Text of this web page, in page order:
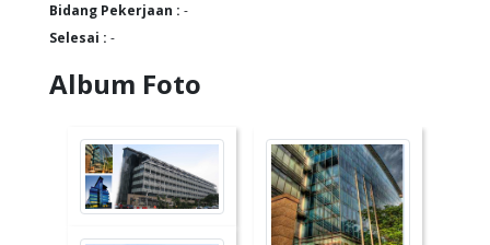
Bidang Pekerjaan : -
Selesai : -
Album Foto